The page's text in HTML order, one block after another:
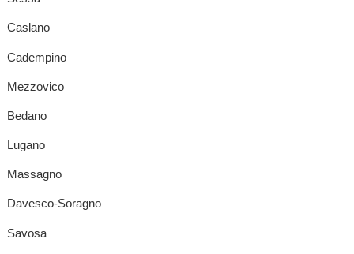
Caslano
Cadempino
Mezzovico
Bedano
Lugano
Massagno
Davesco-Soragno
Savosa